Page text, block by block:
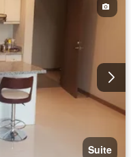
Suite